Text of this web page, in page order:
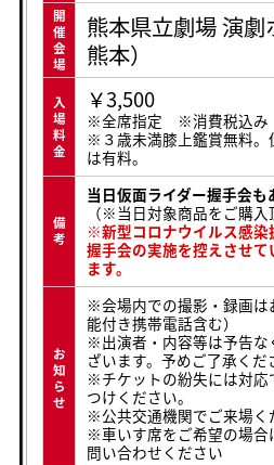
開
催
会
場
熊本県立劇場 演
熊本）
入
場
料
金
￥3,500
※全席指定 ※消費税込
※３歳未満膝上鑑賞無料。
は有料。
備
考
当日仮面ライダー握手会も
（※当日対象商品をご購入
※新型コロナウイルス感染
握手会の実施を控えさせ
ます。
お
知
ら
せ
※会場内での撮影・録画は
能付き携帯電話含む）
※出演者・内容等は予告な
ざいます。予めご了承くだ
※チケットの紛失には対応
つけください。
※公共交通機関でご来場く
※車いす席をご希望の場合
問い合わせください